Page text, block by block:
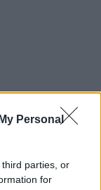
Personal
parties, or
for